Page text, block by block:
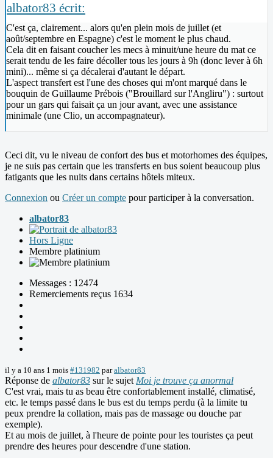
albator83 écrit:
C'est ça, clairement... alors qu'en plein mois de juillet (et
août/septembre en Espagne) c'est le moment le plus chaud.
Cela dit en faisant coucher les mecs à minuit/une heure du mat ce
serait tendu de les faire décoller tous les jours à 9h (donc lever à 6h
mini)... même si ça décalerai d'autant le départ.
L'aspect transfert est l'une des choses qui m'ont marqué dans le
bouquin de Guillaume Prébois ("Brouillard sur l'Angliru") : surtout
pour un gars qui faisait ça un jour avant, avec une assistance
minimale (une Clio, un accompagnateur).
Ceci dit, vu le niveau de confort des bus et motorhomes des équipes,
je ne suis pas certain que les transferts en bus soient beaucoup plus
fatigants que les nuits dans certains hôtels miteux.
Connexion ou Créer un compte pour participer à la conversation.
albator83
Hors Ligne
Membre platinium
Messages : 12474
Remerciements reçus 1634
il y a 10 ans 1 mois #131982 paralbator83
Réponse de albator83 sur le sujet Moi je trouve ça anormal
C'est vrai, mais tu as beau être confortablement installé, climatisé,
etc. le temps passé dans le bus est du temps perdu (à la limite tu
peux prendre la collation, mais pas de massage ou douche par
exemple).
Et au mois de juillet, à l'heure de pointe pour les touristes ça peut
prendre des heures pour descendre d'une station.